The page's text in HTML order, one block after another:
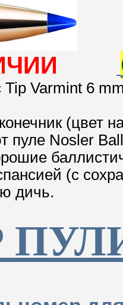
Varmint 6
(цвет
пуле Nosler
(с
дичь.